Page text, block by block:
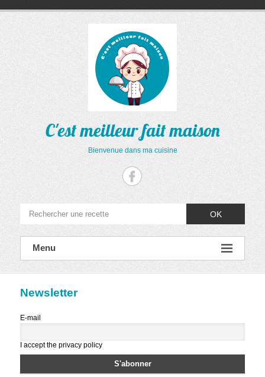
C'est meilleur fait maison
Bienvenue dans ma cuisine
OK
Menu
Newsletter
E-mail
I accept the privacy policy